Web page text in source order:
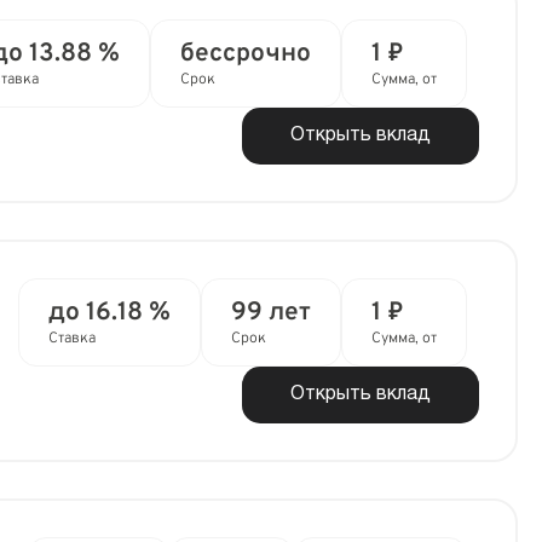
13.88 % бессрочно
Срок
1 ₽
Сумма, от
Открыть вклад
до 16.18 %
Ставка
99 лет
Срок
1 ₽
Сумма, от
Открыть вклад